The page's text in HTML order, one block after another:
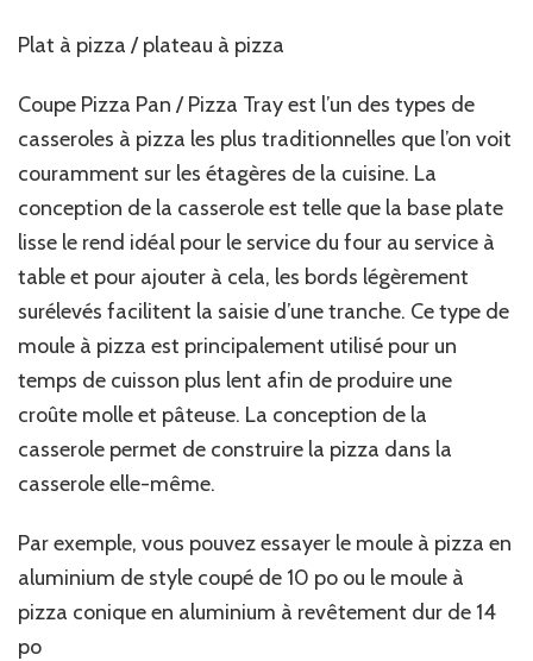
Plat à pizza / plateau à pizza
Coupe Pizza Pan / Pizza Tray est l’un des types de
casseroles à pizza les plus traditionnelles que l’on voit
couramment sur les étagères de la cuisine. La
conception de la casserole est telle que la base plate
lisse le rend idéal pour le service du four au service à
table et pour ajouter à cela, les bords légèrement
surélevés facilitent la saisie d’une tranche. Ce type de
moule à pizza est principalement utilisé pour un
temps de cuisson plus lent afin de produire une
croûte molle et pâteuse. La conception de la
casserole permet de construire la pizza dans la
casserole elle-même.
Par exemple, vous pouvez essayer le moule à pizza en
aluminium de style coupé de 10 po ou le moule à
pizza conique en aluminium à revêtement dur de 14
po